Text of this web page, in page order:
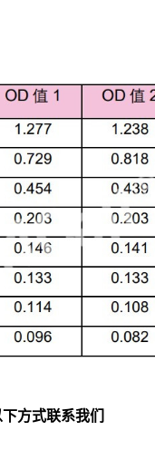
方式联系我们